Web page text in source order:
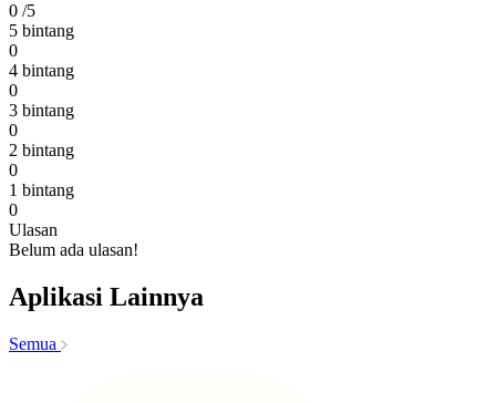
0 /5
5 bintang
0
4 bintang
0
3 bintang
0
2 bintang
0
1 bintang
0
Ulasan
Belum ada ulasan!
Aplikasi Lainnya
Semua